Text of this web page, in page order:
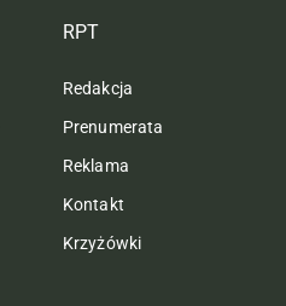
RPT
Redakcja
Prenumerata
Reklama
Kontakt
Krzyżówki